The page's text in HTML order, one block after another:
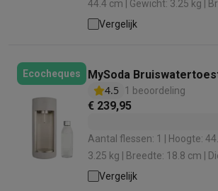
44.4 cm | Gewicht: 3.25 kg |
Vergelijk
Ecocheques
MySoda
4.5
1 beoordeling
€ 239,95
Aantal flessen: 1 | Hoogte: 44.4 cm | Gewicht:
3.25 kg | Breedte: 18.8 cm |
Vergelijk